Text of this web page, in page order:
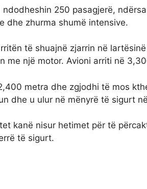
ndodheshin 250 pasagjerë,
dhe zhurma shumë intensive.
të shuajnë zjarrin në
me një motor. Avioni arriti në
metra dhe zgjodhi të mos
dhe u ulur në mënyrë të sigurt
kanë nisur hetimet për të
të sigurt.